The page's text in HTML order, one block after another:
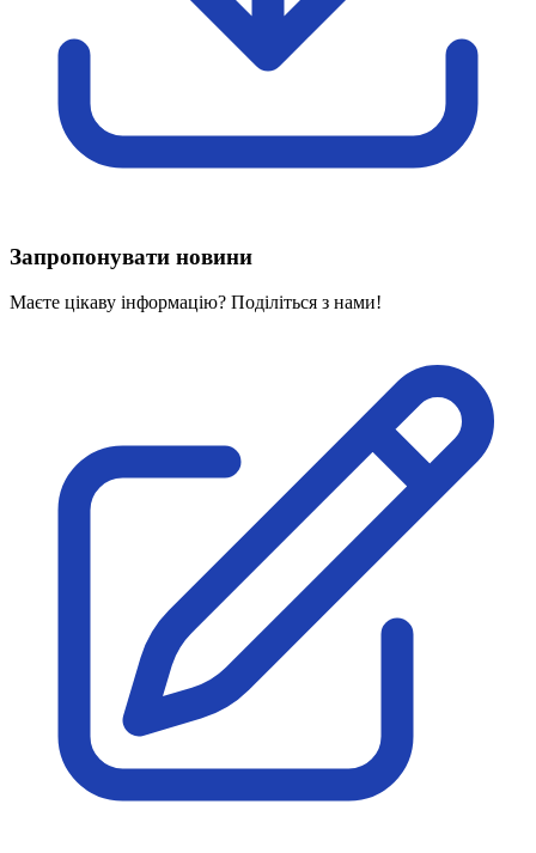
Харківська область
Херсонська область
Хмельницька область
Вивчаємо жестову мову
Дитяча сторінка
Новини про жестову мову
Проєкт "Жестова мова для поліцейських"
На допомогу військовим
Медична термінологія жестовою мовою
Нормативна база УТОГ
Конвенція ООН
Законодавство
Декларації
Документи ВФГ
Міжнародні документи
Запропонувати новини
Маєте цікаву інформацію? Поділіться з нами!